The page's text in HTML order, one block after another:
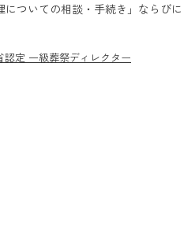
についての相談・手続き」ならび
認定 一級葬祭ディレクター